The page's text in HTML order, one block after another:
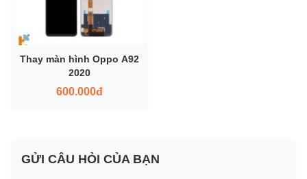
Thay màn hình Oppo A92
2020
600.000đ
GỬI CÂU HỎI CỦA BẠN